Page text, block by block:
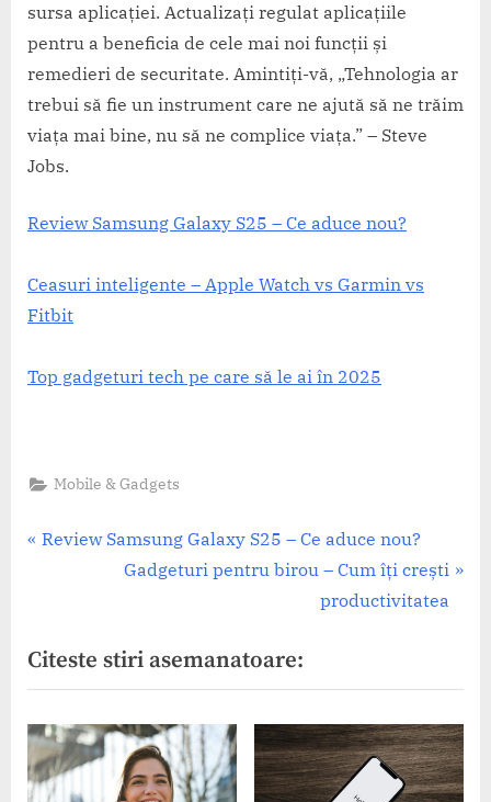
sursa aplicației. Actualizați regulat aplicațiile
pentru a beneficia de cele mai noi funcții și
remedieri de securitate. Amintiți-vă, „Tehnologia ar
trebui să fie un instrument care ne ajută să ne trăim
viața mai bine, nu să ne complice viața.” – Steve
Jobs.
Review Samsung Galaxy S25 – Ce aduce nou?
Ceasuri inteligente – Apple Watch vs Garmin vs
Fitbit
Top gadgeturi tech pe care să le ai în 2025
Mobile & Gadgets
Navigare
P
i
o
u
s
P
Review Samsung Galaxy S25 – Ce aduce nou?
N
t
P
o
s
t
Gadgeturi pentru birou – Cum îți crești
productivitatea
Citeste stiri asemanatoare: